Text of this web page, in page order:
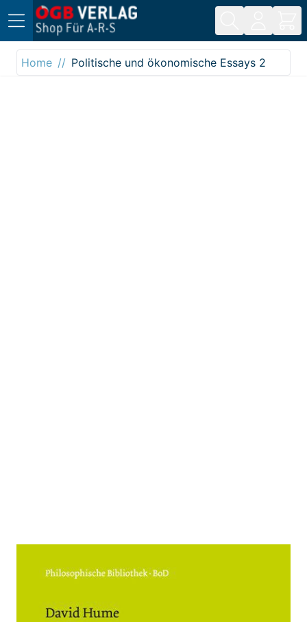
Direkt zum Inhalt
Home
Politische und ökonomische Essays 2
Politische und ökonomische